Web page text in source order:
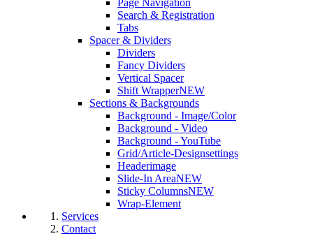
Page Navigation
Search & Registration
Tabs
Spacer & Dividers
Dividers
Fancy Dividers
Vertical Spacer
Shift WrapperNEW
Sections & Backgrounds
Background - Image/Color
Background - Video
Background - YouTube
Grid/Article-Designsettings
Headerimage
Slide-In AreaNEW
Sticky ColumnsNEW
Wrap-Element
Services
Contact